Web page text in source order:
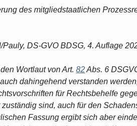
des mitgliedstaatlichen
DS-GVO BDSG, 4. Auflage
Wortlaut von Art. 82Abs. 6
dahingehend verstanden
für Rechtsbehelfe
sind, auch für den
Fassung ergibt sich aber